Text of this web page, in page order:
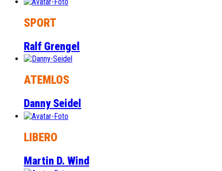
SPORT
Ralf Grengel
ATEMLOS
Danny Seidel
LIBERO
Martin D. Wind